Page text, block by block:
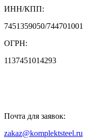
ИНН/КПП:
7451359050/744701001
ОГРН:
1137451014293
Почта для заявок:
zakaz@komplektsteel.ru